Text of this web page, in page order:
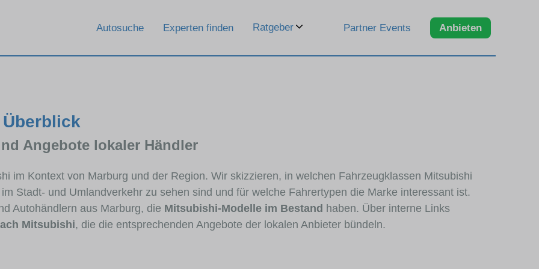
Autosuche Experten finden Ratgeber Partner Events Anbieten
Angebote lokaler Händler
im Kontext von Marburg und der Region. Wir skizzieren, in welchen Fahrzeugklassen Mitsubishi
Stadt- und Umlandverkehr zu sehen sind und für welche Fahrertypen die Marke interessant ist.
Autohändlern aus Marburg, die Mitsubishi-Modelle im Bestand haben. Über interne Links
Mitsubishi, die die entsprechenden Angebote der lokalen Anbieter bündeln.